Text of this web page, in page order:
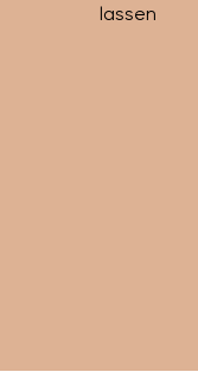
lassen